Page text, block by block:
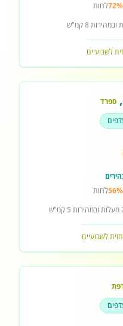
72%לחות
ובמהירות8קמ"ש
לשבועיים
, ספרד
56%לחות
מעלות ובמהירות 5 קמ"ש
לשבועיים